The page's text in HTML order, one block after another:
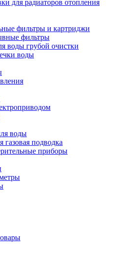
для радиаторов отопления
фильтры и картриджи
фильтры
воды грубой очистки
воды
воды
газовая подводка
приборы